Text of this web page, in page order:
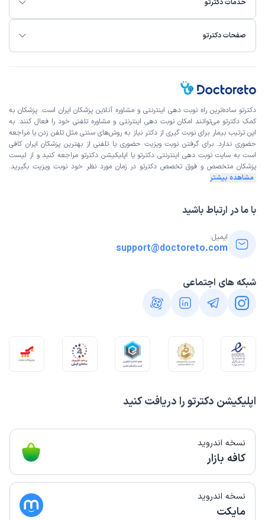
خدمات دکترتو
صفحات دکترتو
اپلیکیشن دکترتو را دریافت کنید
نسخه اندروید
کافه بازار
نسخه اندروید
مایکت
دکترتو ساده‌ترین راه نوبت‌ دهی اینترنتی و مشاوره آنلاین پزشکان ایران است. پزشکان به
کمک دکترتو می‌توانند امکان نوبت دهی اینترنتی و مشاوره تلفنی خود را فعال کنند. به
این ترتیب بیمار برای نوبت گیری از دکتر نیاز به روش‌های سنتی مثل تلفن زدن یا مراجعه
حضوری ندارد. برای گرفتن نوبت ویزیت حضوری یا تلفنی از بهترین پزشکان ایران کافی
است به سایت نوبت دهی اینترنتی دکترتو یا اپلیکیشن دکترتو مراجعه کنید و از لیست
پزشکان متخصص و فوق تخصص دکترتو در زمان مورد نظر خود نوبت ویزیت بگیرید.
مشاهده بیشتر
با ما در ارتباط باشید
ایمیل:
support@doctoreto.com
شبکه های اجتماعی